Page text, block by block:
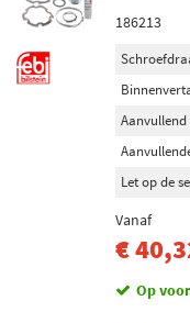
Toon meer
Inbouwplaats
Wielzijde (9)
Versnellingsbak
186213
Let op de
Vanaf
€
Op